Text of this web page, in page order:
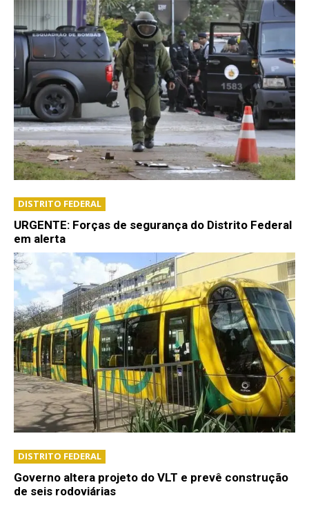
DISTRITO FEDERAL
URGENTE: Forças de segurança do Distrito Federal
em alerta
DISTRITO FEDERAL
Governo altera projeto do VLT e prevê construção
de seis rodoviárias